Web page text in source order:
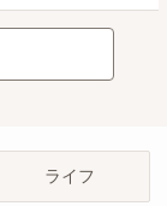
ライフ